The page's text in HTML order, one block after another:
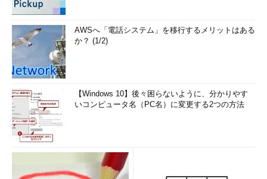
AWSへ「電話システム」を移行するメリットはある
か？ (1/2)
【Windows 10】後々困らないように、分かりやす
いコンピュータ名（PC名）に変更する2つの方法